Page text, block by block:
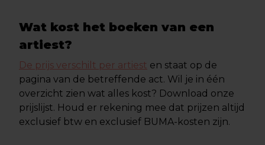
Wat kost het boeken van een
artiest?
De prijs verschilt per artiest en staat op de
pagina van de betreffende act. Wil je in één
overzicht zien wat alles kost? Download onze
prijslijst. Houd er rekening mee dat prijzen altijd
exclusief btw en exclusief BUMA-kosten zijn.